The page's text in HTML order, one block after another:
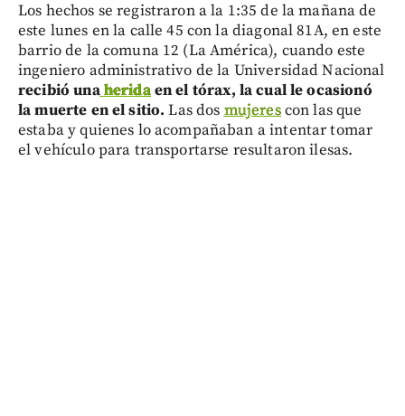
Los hechos se registraron a la 1:35 de la mañana de
este lunes en la calle 45 con la diagonal 81A, en este
barrio de la comuna 12 (La América), cuando este
ingeniero administrativo de la Universidad Nacional
recibió unaheridaen el tórax, la cual le ocasionó
la muerte en el sitio. Las dos mujerescon las que
estaba y quienes lo acompañaban a intentar tomar
el vehículo para transportarse resultaron ilesas.